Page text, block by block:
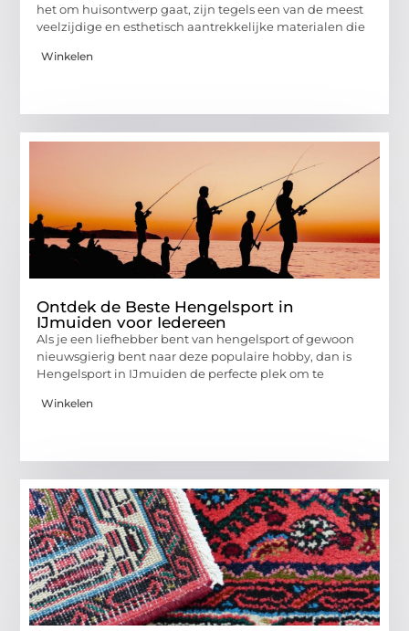
het om huisontwerp gaat, zijn tegels een van de meest
veelzijdige en esthetisch aantrekkelijke materialen die
Winkelen
Ontdek de Beste Hengelsport in
IJmuiden voor Iedereen
Als je een liefhebber bent van hengelsport of gewoon
nieuwsgierig bent naar deze populaire hobby, dan is
Hengelsport in IJmuiden de perfecte plek om te
Winkelen